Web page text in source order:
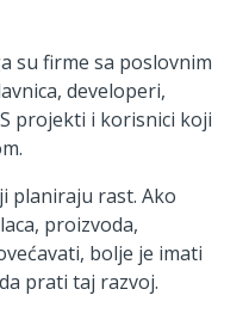
su firme sa poslovnim
developeri,
projekti i korisnici koji
planiraju rast. Ako
proizvoda,
bolje je imati
prati taj razvoj.